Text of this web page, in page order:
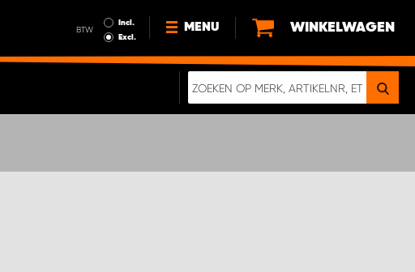
BTW
Incl.
Excl.
MENU
NIEUWS
WINKELWAGEN